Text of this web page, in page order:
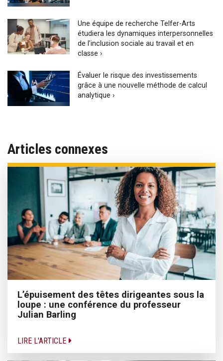
Une équipe de recherche Telfer-Arts
étudiera les dynamiques interpersonnelles
de l’inclusion sociale au travail et en
classe ›
Évaluer le risque des investissements
grâce à une nouvelle méthode de calcul
analytique ›
Articles connexes
L’épuisement des têtes dirigeantes sous la
loupe : une conférence du professeur
Julian Barling
LIRE L'ARTICLE